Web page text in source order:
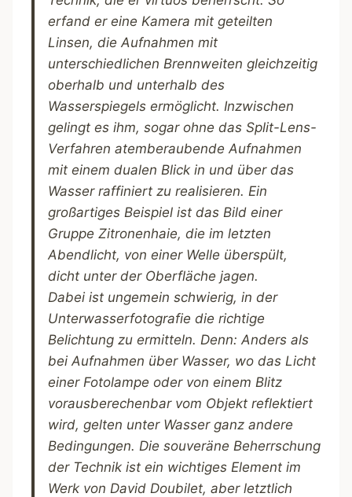
erfand er eine Kamera mit geteilten
Linsen, die Aufnahmen mit
unterschiedlichen Brennweiten gleichzeitig
oberhalb und unterhalb des
Wasserspiegels ermöglicht. Inzwischen
gelingt es ihm, sogar ohne das Split-Lens-
Verfahren atemberaubende Aufnahmen
mit einem dualen Blick in und über das
Wasser raffiniert zu realisieren. Ein
großartiges Beispiel ist das Bild einer
Gruppe Zitronenhaie, die im letzten
Abendlicht, von einer Welle überspült,
dicht unter der Oberfläche jagen.
Dabei ist ungemein schwierig, in der
Unterwasserfotografie die richtige
Belichtung zu ermitteln. Denn: Anders als
bei Aufnahmen über Wasser, wo das Licht
einer Fotolampe oder von einem Blitz
vorausberechenbar vom Objekt reflektiert
wird, gelten unter Wasser ganz andere
Bedingungen. Die souveräne Beherrschung
der Technik ist ein wichtiges Element im
Werk von David Doubilet, aber letztlich